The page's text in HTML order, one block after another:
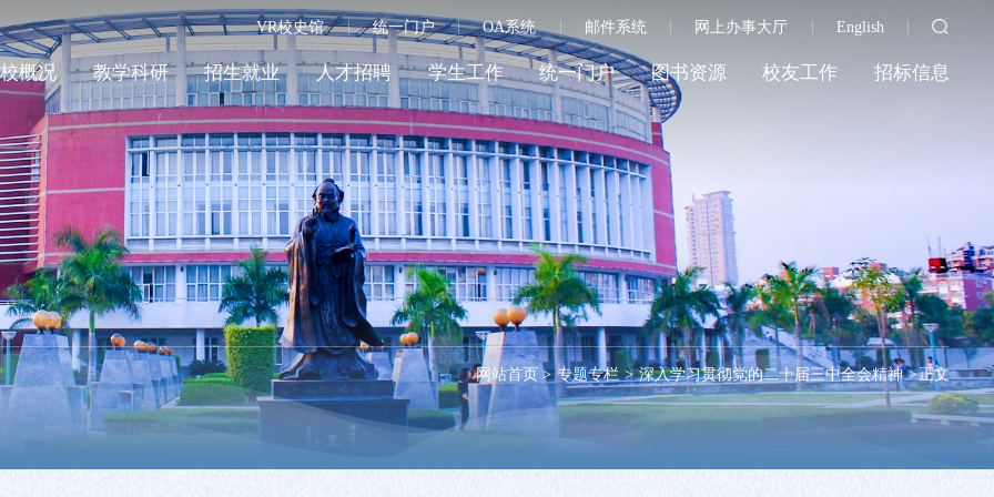
VR校史馆 统一门户 OA系统 邮件系统 网上办事大厅 English
概况 教学科研 招生就业 人才招聘 学生工作 统一门户 图书资源 校友工作 招标信息
网站首页 > 专题专栏 > 深入学习贯彻党的二十届三中全会精神 >正文